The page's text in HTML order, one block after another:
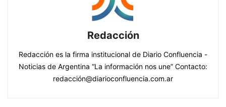
Redacción
Redacción es la firma institucional de Diario Confluencia -
Noticias de Argentina “La información nos une” Contacto:
redacción@diarioconfluencia.com.ar